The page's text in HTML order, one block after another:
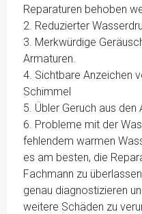
Reparaturen behoben
2. Reduzierter
3. Merkwürdige
Armaturen.
4. Sichtbare Anzeichen
Schimmel
5. Übler Geruch aus den
6. Probleme mit der
fehlendem warmen
es am besten, die
Fachmann zu
genau diagnostizieren
weitere Schäden zu